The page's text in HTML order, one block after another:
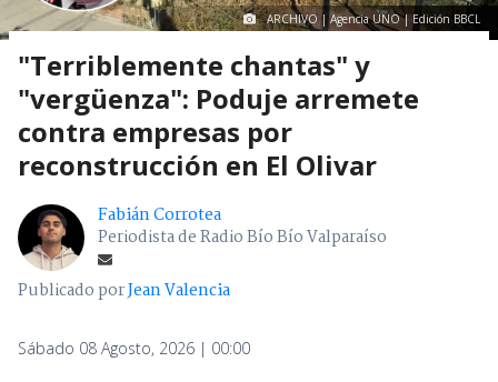
ARCHIVO | Agencia UNO | Edición BBCL
"Terriblemente chantas" y
"vergüenza": Poduje arremete
contra empresas por
reconstrucción en El Olivar
Fabián Corrotea
Periodista de Radio Bío Bío Valparaíso
Publicado porJean Valencia
Sábado 08 Agosto, 2026 | 00:00